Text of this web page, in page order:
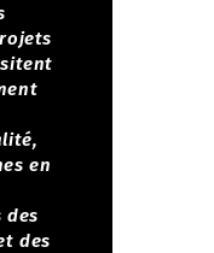
en
des
des